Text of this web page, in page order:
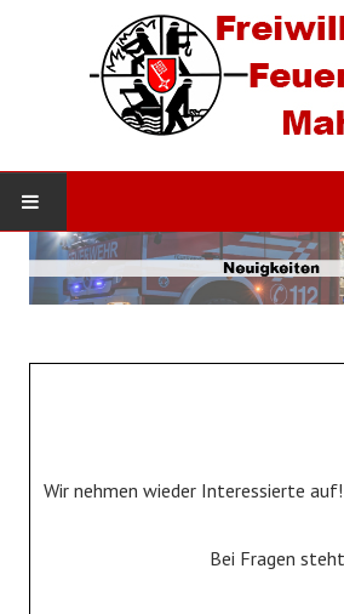
STARTSEITE
DIE WEHR
Wir nehmen wieder Interessierte
Bei Fragen